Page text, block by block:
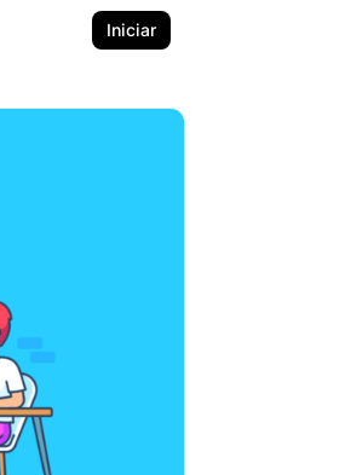
Iniciar